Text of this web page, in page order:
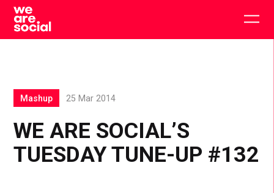
Skip
content
WE ARE SOCIAL’S
TUESDAY TUNE-UP #132
Mashup 25 Mar 2014